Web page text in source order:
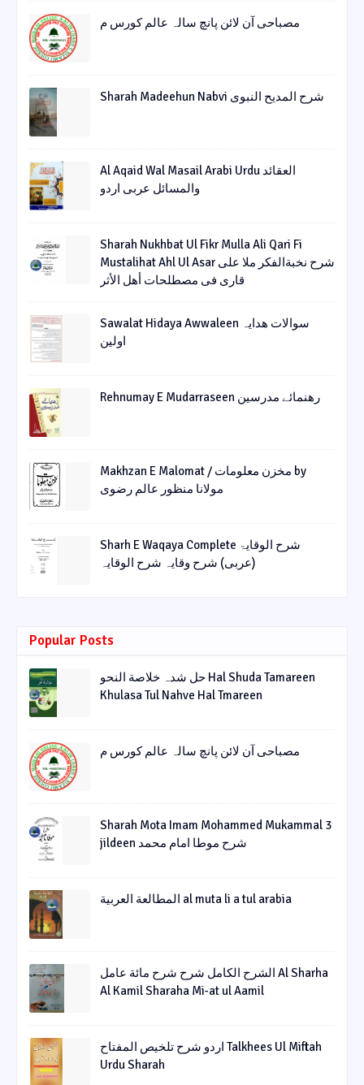
مصباحی آن لائن پانچ سالہ عالم کورس م
Sharah Madeehun Nabvi شرح المدیح النبوی
Al Aqaid Wal Masail Arabi Urdu العقائد
والمسائل عربی اردو
Sharah Nukhbat Ul Fikr Mulla Ali Qari Fi
Mustalihat Ahl Ul Asar شرح نخبةالفکر ملا علی
قاری فی مصطلحات أھل الأثر
Sawalat Hidaya Awwaleen سوالات ھدایہ
اولین
Rehnumay E Mudarraseen رهنمائے مدرسین
Makhzan E Malomat / مخزن معلومات by
مولانا منظور عالم رضوی
Sharh E Waqaya Complete شرح الوقایۃ
(عربی) شرح وقایہ شرح الوقایہ
Popular Posts
حل شدہ خلاصة النحو Hal Shuda Tamareen
Khulasa Tul Nahve Hal Tmareen
مصباحی آن لائن پانچ سالہ عالم کورس م
Sharah Mota Imam Mohammed Mukammal 3
jildeen شرح موطا امام محمد
المطالعة العربية al muta li a tul arabia
الشرح الکامل شرح شرح مائة عامل Al Sharha
Al Kamil Sharaha Mi-at ul Aamil
اردو شرح تلخیص المفتاح Talkhees Ul Miftah
Urdu Sharah